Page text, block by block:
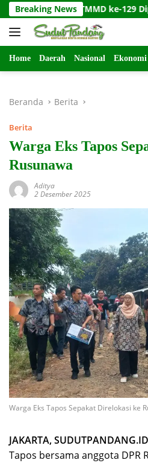
Langsung
ke
konten
Breaking News
TMMD ke-129 Dipercepat,
Home Daerah Nasional Ekonomi
Beranda Berita
Berita
Warga Eks Tapos
Rusunawa
Aditya
2 Desember 2025
Warga Eks Tapos Sepakat Direlokasi ke
JAKARTA,
Tapos bersama anggota DPR